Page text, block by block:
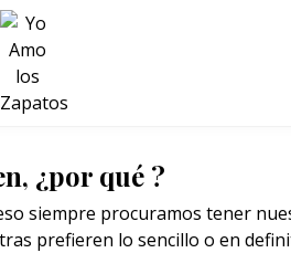
SALUD
¿por qué ?
siempre procuramos tener
prefieren lo sencillo o en